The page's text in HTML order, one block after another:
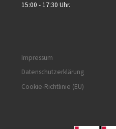
15:00 - 17:30 Uhr.
Impressum
Datenschutzerklärung
Cookie-Richtlinie (EU)